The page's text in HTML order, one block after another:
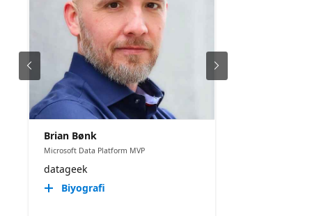
Brian Bønk
Microsoft Data Platform MVP
datageek
Biyografi